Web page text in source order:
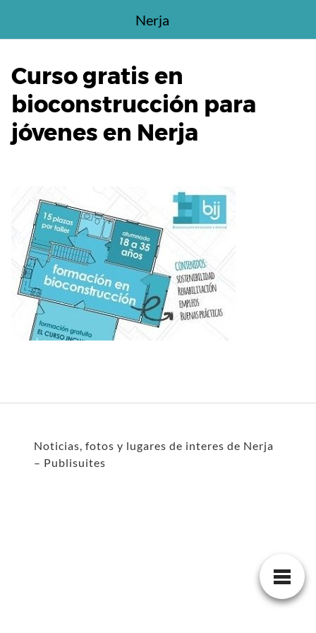
contenido
Nerja
Curso gratis en
bioconstrucción para
jóvenes en Nerja
Noticias, fotos y lugares de interes de Nerja
– Publisuites